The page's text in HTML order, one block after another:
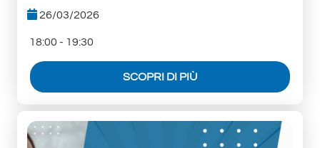
26/03/2026
18:00 - 19:30
SCOPRI DI PIÙ